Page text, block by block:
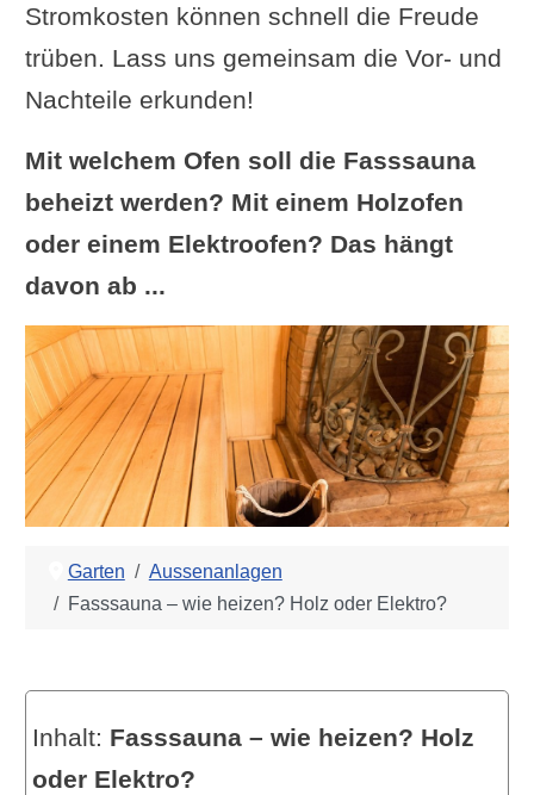
Stromkosten können schnell die Freude
trüben. Lass uns gemeinsam die Vor- und
Nachteile erkunden!
Mit welchem Ofen soll die Fasssauna
beheizt werden? Mit einem Holzofen
oder einem Elektroofen? Das hängt
davon ab ...
Garten
Aussenanlagen
Fasssauna – wie heizen? Holz oder Elektro?
Inhalt: Fasssauna – wie heizen? Holz
oder Elektro?